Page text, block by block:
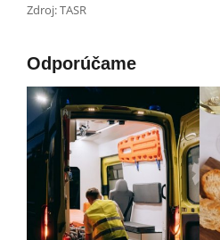
Zdroj: TASR
Odporúčame